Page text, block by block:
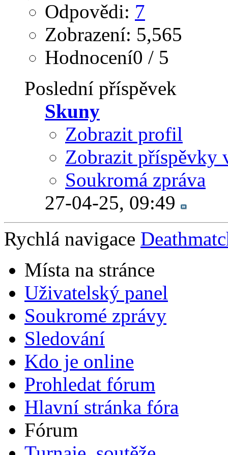
Odpovědi: 7
Zobrazení: 5,565
Hodnocení0 / 5
Poslední příspěvek
Skuny
Zobrazit profil
Zobrazit příspěvky
Soukromá zpráva
27-04-25, 09:49
Rychlá navigace
Místa na stránce
Uživatelský panel
Soukromé zprávy
Sledování
Kdo je online
Prohledat fórum
Hlavní stránka fóra
Fórum